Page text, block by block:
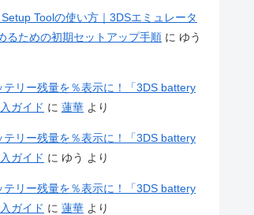
Toolの使い方｜3DSエミュレータ
るための初期セットアップ手順 に ゆう
テリー残量を％表示に！「3DS battery
ガイド に 蓮華 より
テリー残量を％表示に！「3DS battery
ガイド に ゆう より
テリー残量を％表示に！「3DS battery
ガイド に 蓮華 より